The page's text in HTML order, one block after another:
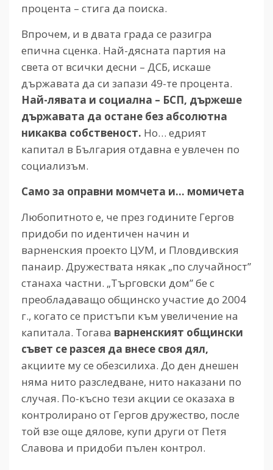
процента – стига да поиска.
Впрочем, и в двата града се разигра
епична сценка. Най-дясната партия на
света от всички десни – ДСБ, искаше
държавата да си запази 49-те процента.
Най-лявата и социална – БСП, държеше
държавата да остане без абсолютна
никаква собственост. Но… едрият
капитал в България отдавна е увлечен по
социализъм.
Само за оправни момчета и… момичета
Любопитното е, че през годините Гергов
придоби по идентичен начин и
варненския проекто ЦУМ, и Пловдивския
панаир. Дружествата някак „по случайност”
станаха частни. „Търговски дом” бе с
преобладаващо общинско участие до 2004
г., когато се пристъпи към увеличение на
капитала. Тогава варненският общински
съвет се разсея да внесе своя дял,
акциите му се обезсилиха. До ден днешен
няма нито разследване, нито наказани по
случая. По-късно тези акции се оказаха в
контролирано от Гергов дружество, после
той взе още дялове, купи други от Петя
Славова и придоби пълен контрол.